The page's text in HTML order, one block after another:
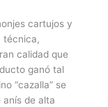
cartujos y
técnica,
calidad que
ganó tal
“cazalla” se
de alta